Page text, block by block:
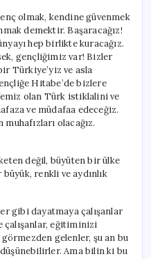
olmak, kendine güvenmek
demektir. Başaracağız!
hep birlikte kuracağız.
gençliğimiz var! Bizler
Türkiye’yiz ve asla
Hitabe’de bizlere
olan Türk istiklalini ve
ve müdafaa edeceğiz.
olacağız.
değil, büyüten bir ülke
renkli ve aydınlık
gibi dayatmaya çalışanlar
eğitiminizi
gelenler, şu an bu
Ama bilin ki bu